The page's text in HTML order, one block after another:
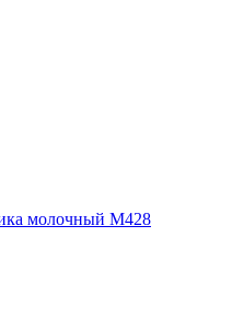
молочный М428